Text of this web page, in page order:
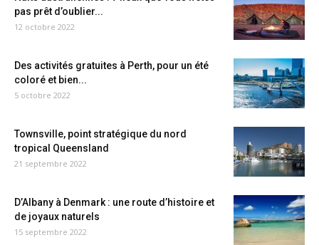
pas prêt d’oublier...
12 octobre 2022
Des activités gratuites à Perth, pour un été
coloré et bien...
5 octobre 2022
Townsville, point stratégique du nord
tropical Queensland
21 septembre 2022
D’Albany à Denmark : une route d’histoire et
de joyaux naturels
15 septembre 2022